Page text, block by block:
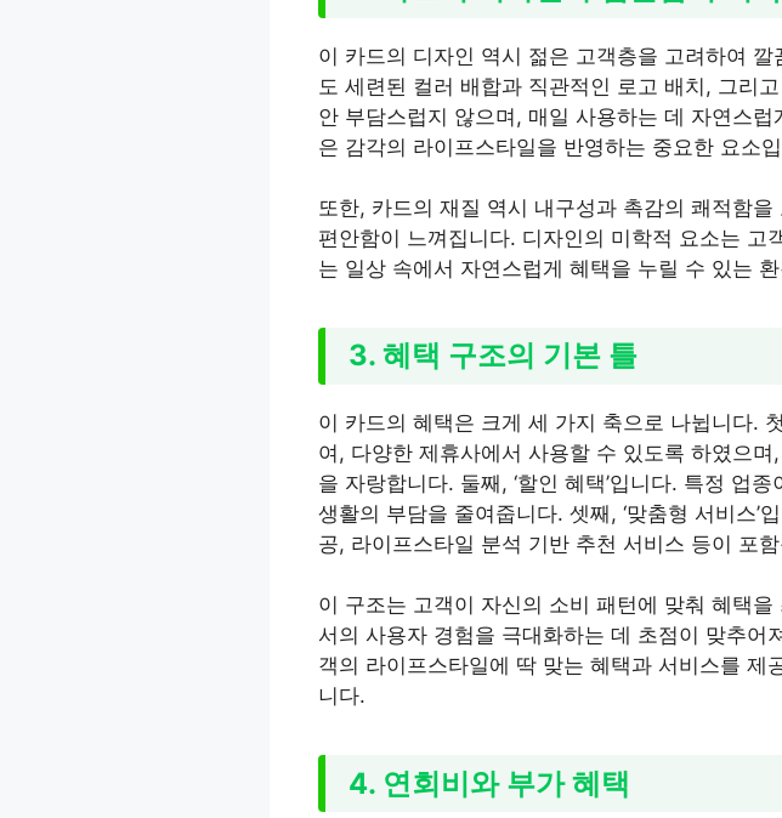
이 카드의 디자인 역시 젊은 고객층을 고려하여
도 세련된 컬러 배합과 직관적인 로고 배치, 그리
안 부담스럽지 않으며, 매일 사용하는 데 자연스럽
은 감각의 라이프스타일을 반영하는 중요한 요소
또한, 카드의 재질 역시 내구성과 촉감의 쾌적함
편안함이 느껴집니다. 디자인의 미학적 요소는 고
는 일상 속에서 자연스럽게 혜택을 누릴 수 있는
3. 혜택 구조의 기본 틀
이 카드의 혜택은 크게 세 가지 축으로 나뉩니다.
여, 다양한 제휴사에서 사용할 수 있도록 하였으
을 자랑합니다. 둘째, ‘할인 혜택’입니다. 특정 업
생활의 부담을 줄여줍니다. 셋째, ‘맞춤형 서비스
공, 라이프스타일 분석 기반 추천 서비스 등이 포
이 구조는 고객이 자신의 소비 패턴에 맞춰 혜택
서의 사용자 경험을 극대화하는 데 초점이 맞추
객의 라이프스타일에 딱 맞는 혜택과 서비스를 제
니다.
4. 연회비와 부가 혜택